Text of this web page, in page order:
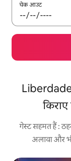
चेक आउट
Liberdade
गेस्ट सहमत हैं :
अलावा और